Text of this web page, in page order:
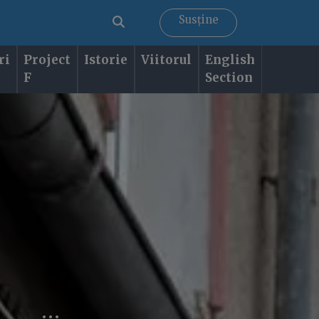
Susține
Project
F
Istorie Viitorul
English
Section